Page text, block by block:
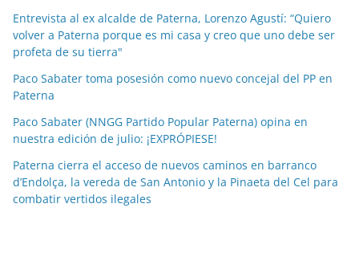
m
e
e
Entrevista al ex alcalde de Paterna, Lorenzo Agustí: “Quiero
volver a Paterna porque es mi casa y creo que uno debe ser
profeta de su tierra"
Paco Sabater toma posesión como nuevo concejal del PP en
Paterna
Paco Sabater (NNGG Partido Popular Paterna) opina en
nuestra edición de julio: ¡EXPRÓPIESE!
Paterna cierra el acceso de nuevos caminos en barranco
d’Endolça, la vereda de San Antonio y la Pinaeta del Cel para
combatir vertidos ilegales